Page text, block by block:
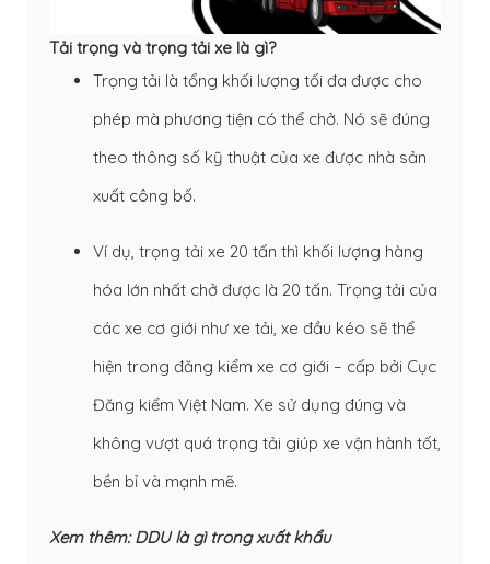
Tải trọng và trọng tải xe là gì?
Trọng tải là tổng khối lượng tối đa được cho
phép mà phương tiện có thể chở. Nó sẽ đúng
theo thông số kỹ thuật của xe được nhà sản
xuất công bố.
Ví dụ, trọng tải xe 20 tấn thì khối lượng hàng
hóa lớn nhất chở được là 20 tấn. Trọng tải của
các xe cơ giới như xe tải, xe đầu kéo sẽ thể
hiện trong đăng kiểm xe cơ giới – cấp bởi Cục
Đăng kiểm Việt Nam. Xe sử dụng đúng và
không vượt quá trọng tải giúp xe vận hành tốt,
bền bỉ và mạnh mẽ.
Xem thêm:DDU là gì trong xuất khẩu